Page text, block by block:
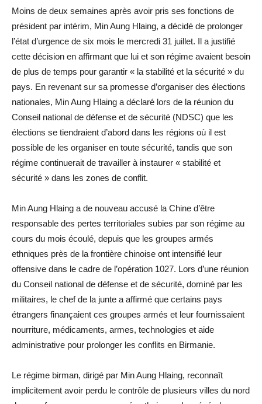
Moins de deux semaines après avoir pris ses fonctions de
président par intérim, Min Aung Hlaing, a décidé de prolonger
l’état d’urgence de six mois le mercredi 31 juillet. Il a justifié
cette décision en affirmant que lui et son régime avaient besoin
de plus de temps pour garantir « la stabilité et la sécurité » du
pays. En revenant sur sa promesse d’organiser des élections
nationales, Min Aung Hlaing a déclaré lors de la réunion du
Conseil national de défense et de sécurité (NDSC) que les
élections se tiendraient d’abord dans les régions où il est
possible de les organiser en toute sécurité, tandis que son
régime continuerait de travailler à instaurer « stabilité et
sécurité » dans les zones de conflit.
Min Aung Hlaing a de nouveau accusé la Chine d’être
responsable des pertes territoriales subies par son régime au
cours du mois écoulé, depuis que les groupes armés
ethniques près de la frontière chinoise ont intensifié leur
offensive dans le cadre de l’opération 1027. Lors d’une réunion
du Conseil national de défense et de sécurité, dominé par les
militaires, le chef de la junte a affirmé que certains pays
étrangers finançaient ces groupes armés et leur fournissaient
nourriture, médicaments, armes, technologies et aide
administrative pour prolonger les conflits en Birmanie.
Le régime birman, dirigé par Min Aung Hlaing, reconnaît
implicitement avoir perdu le contrôle de plusieurs villes du nord